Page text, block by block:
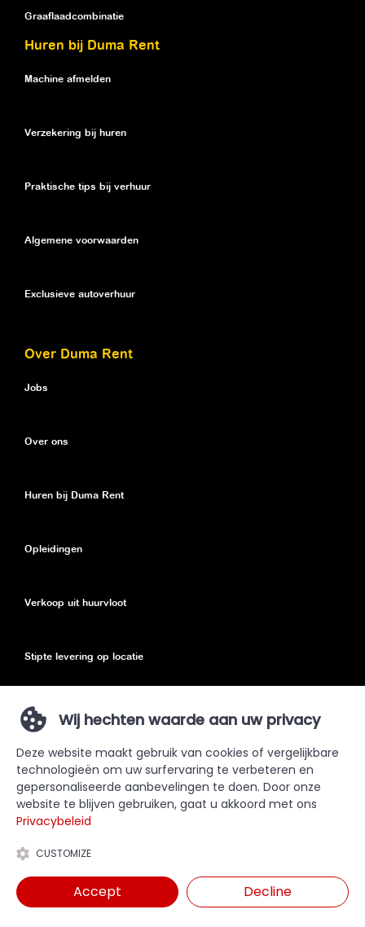
Graaflaadcombinatie
Huren bij Duma Rent
Machine afmelden
Verzekering bij huren
Praktische tips bij verhuur
Algemene voorwaarden
Exclusieve autoverhuur
Over Duma Rent
Jobs
Over ons
Huren bij Duma Rent
Opleidingen
Verkoop uit huurvloot
Stipte levering op locatie
Eco toeslag
Privacy Policy
Sitemap
Kopen? Bezoek onze verkoopsite duma.be
Wij hechten waarde aan uw privacy
Deze website maakt gebruik van cookies of vergelijkbare
technologieën om uw surfervaring te verbeteren en
gepersonaliseerde aanbevelingen te doen. Door onze
website te blijven gebruiken, gaat u akkoord met ons
Privacybeleid
CUSTOMIZE
Accept Decline